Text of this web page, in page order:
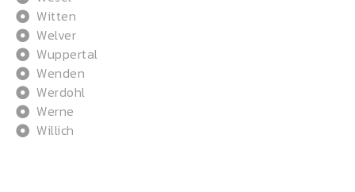
Witten
Welver
Wuppertal
Wenden
Werdohl
Werne
Willich